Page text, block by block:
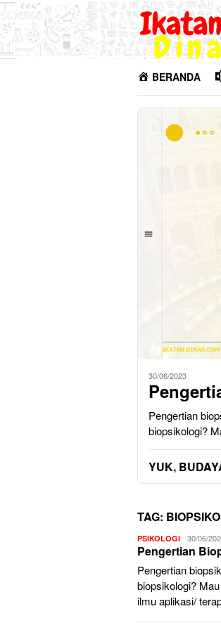
Loncat
ke
konten
BERANDA
30/06/2023
Pengertian
biopsikologi?
YUK,
TAG:
PSIKOLOGI Admin
Utama
30/06/
Pengertian
Pengertian
biopsikologi?
ilmu aplikasi/